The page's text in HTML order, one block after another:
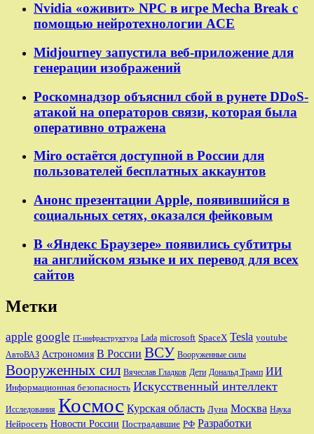
Nvidia «оживит» NPC в игре Mecha Break с
помощью нейротехнологии ACE
Midjourney запустила веб-приложение для
генерации изображений
Роскомнадзор объяснил сбой в рунете DDoS-
атакой на операторов связи, которая была
оперативно отражена
Miro остаётся доступной в России для
пользователей бесплатных аккаунтов
Анонс презентации Apple, появившийся в
социальных сетях, оказался фейковым
В «Яндекс Браузере» появились субтитры
на английском языке и их перевод для всех
сайтов
Метки
apple google IT-инфраструктура Lada microsoft SpaceX Tesla youtube
АвтоВАЗ Астрономия В России ВСУ Вооруженные силы
Вооруженных сил Вячеслав Гладков Дети Дональд Трамп ИИ
Информационная безопасность Искусственный интеллект
Исследования Космос Курская область Луна Москва Наука
Нейросеть Новости России Пострадавшие РФ Разработки